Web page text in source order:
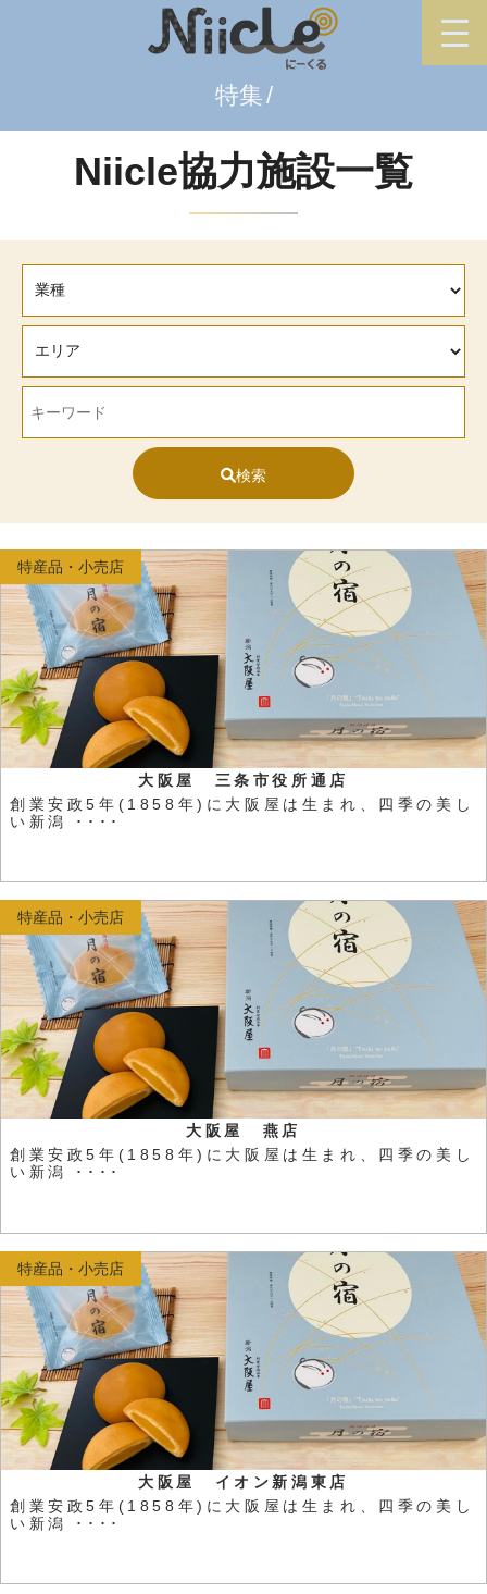
特集
Niicle協力施設一覧
検索
大阪屋 三条市役所通店
創業安政5年(1858年)に大阪屋は生まれ、四季の美し
い新潟 ････
特産品・小売店
大阪屋 燕店
創業安政5年(1858年)に大阪屋は生まれ、四季の美し
い新潟 ････
特産品・小売店
大阪屋 イオン新潟東店
創業安政5年(1858年)に大阪屋は生まれ、四季の美し
い新潟 ････
特産品・小売店